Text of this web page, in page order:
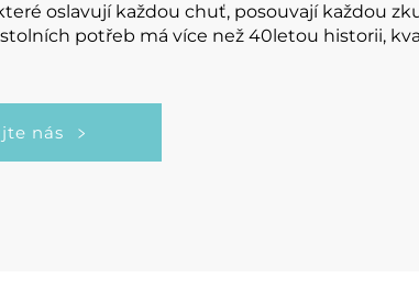
oslavují každou chuť, posouvají každou
stolních potřeb má více než 40letou historii,
nás